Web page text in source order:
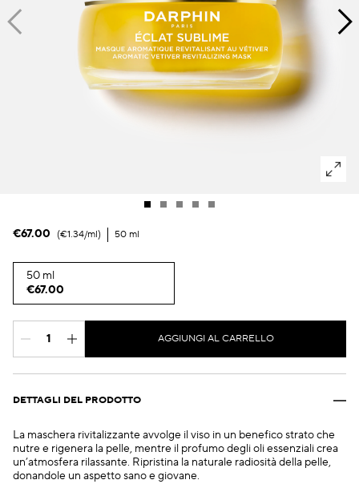
Inquinamento
Colorito spent
€67.00 €1.34/ml 50 ml
50 ml
€67.00
AGGIUNGI AL CARRELLO
DETTAGLI DEL PRODOTTO
La maschera rivitalizzante avvolge il viso in un benefico strato che
nutre e rigenera la pelle, mentre il profumo degli oli essenziali crea
un’atmosfera rilassante. Ripristina la naturale radiosità della pelle,
donandole un aspetto sano e giovane.